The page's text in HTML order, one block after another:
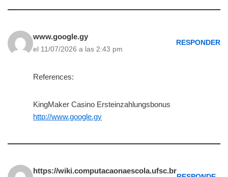
www.google.gy
el 11/07/2026 a las 2:43 pm
RESPONDER
References:
KingMaker Casino Ersteinzahlungsbonus
http://www.google.gy
https://wiki.computacaonaescola.ufsc.br